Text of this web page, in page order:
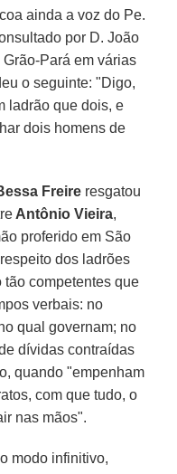
ainda a voz do Pe.
por D. João
Pará em várias
o seguinte: "Digo,
ladrão que dois, e
dois homens de
Freire resgatou
Antônio Vieira,
proferido em São
dos ladrões
competentes que
verbais: no
qual governam; no
dívidas contraídas
quando "empenham
com que tudo, o
nas mãos".
modo infinitivo,